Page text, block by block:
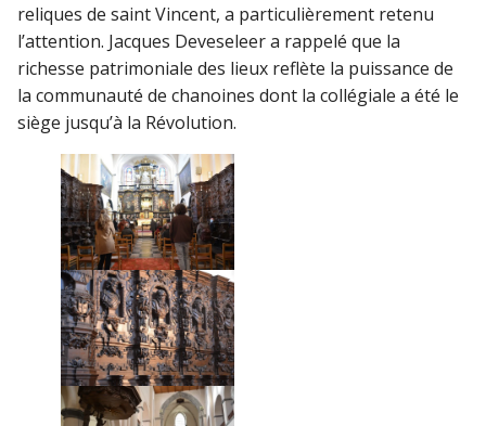
reliques de saint Vincent, a particulièrement retenu
l’attention. Jacques Deveseleer a rappelé que la
richesse patrimoniale des lieux reflète la puissance de
la communauté de chanoines dont la collégiale a été le
siège jusqu’à la Révolution.